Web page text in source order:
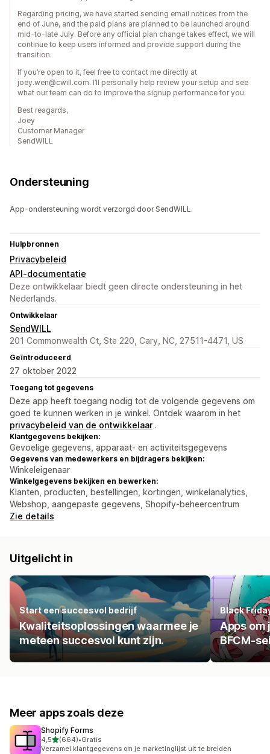
Regarding pricing, we have started sending email notices from the
end of June, and the paid plans are planned to be launched around
mid-to-late July. Before any official plan change takes effect, we will
continue to keep users informed and provide support during the
transition.
If you’re open to it, feel free to contact me directly at
joey.wen@cwill.com. I’ll personally help review your setup and see
what our team can do to improve the signup performance for you.
Best reagards,
Joey
Customer Manager
SendWILL
Ondersteuning
App-ondersteuning wordt verzorgd door SendWILL.
Hulpbronnen
Privacybeleid
API-documentatie
Deze ontwikkelaar biedt geen directe ondersteuning in het
Nederlands.
Ontwikkelaar
SendWILL
201 Commonwealth Ct, Ste 220, Cary, NC, 27511-4471, US
Geïntroduceerd
27 oktober 2022
Toegang tot gegevens
Deze app heeft toegang nodig tot de volgende gegevens om
goed te kunnen werken in je winkel. Ontdek waarom in het
privacybeleid van de ontwikkelaar .
Klantgegevens bekijken:
Gevoelige gegevens, apparaat- en activiteitsgegevens
Gegevens van medewerkers en bijdragers bekijken:
Winkeleigenaar
Winkelgegevens bekijken en bewerken:
Klanten, producten, bestellingen, kortingen, winkelanalytics,
Webshop, aangepaste gegevens, Shopify-beheercentrum
Zie details
Uitgelicht in
Start een succesvol bedrijf
Kwaliteitsoplossingen waarmee je
meteen succesvol kunt zijn.
Black
Apps om
BFCM-
Meer apps zoals deze
Shopify Forms
4,5van 5 sterren
(664)
664 recensies in totaal
•Gratis
Verzamel klantgegevens om je marketinglijst uit te breiden